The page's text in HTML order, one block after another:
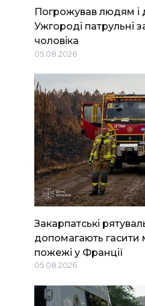
Погрожував людям і
Ужгороді патрульні
чоловіка
05.08.2026
Закарпатські
допомагають гасити
пожежі у Франції
05.08.2026